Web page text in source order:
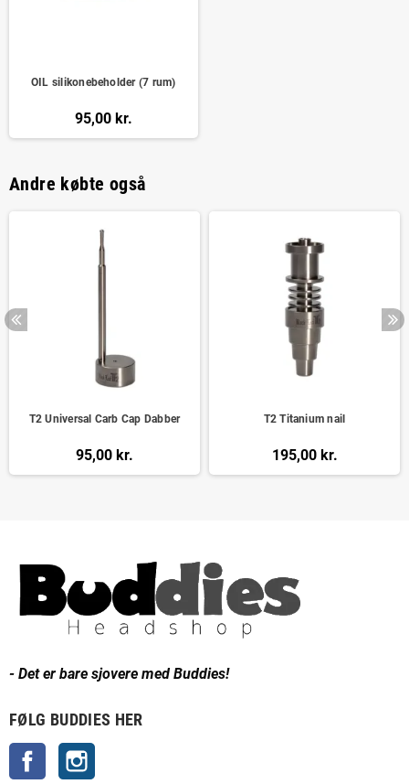
OIL silikonebeholder (7 rum)
95,00 kr.
Andre købte også
T2 Universal Carb Cap Dabber
95,00 kr.
T2 Titanium nail
195,00 kr.
- Det er bare sjovere med Buddies!
FØLG BUDDIES HER
Facebook